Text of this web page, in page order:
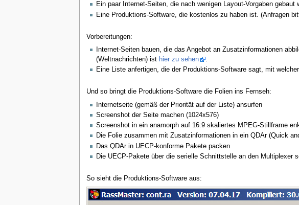
Ein paar Internet-Seiten, die nach wenigen Layout-Vorgaben gebaut
Eine Produktions-Software, die kostenlos zu haben ist. (Anfragen
Vorbereitungen:
Internet-Seiten bauen, die das Angebot an Zusatzinformationen
(Weltnachrichten) ist hier zu sehen
.
Eine Liste anfertigen, die der Produktions-Software sagt, mit
Und so bringt die Produktions-Software die Folien ins Fernseh:
Internetseite (gemäß der Priorität auf der Liste) ansurfen
Screenshot der Seite machen (1024x576)
Screenshot in ein anamorph auf 16:9 skaliertes MPEG-Stillframe
Die Folie zusammen mit Zusatzinformationen in ein QDAr (Quick
Das QDAr in UECP-konforme Pakete packen
Die UECP-Pakete über die serielle Schnittstelle an den Multiplexer
So sieht die Produktions-Software aus: